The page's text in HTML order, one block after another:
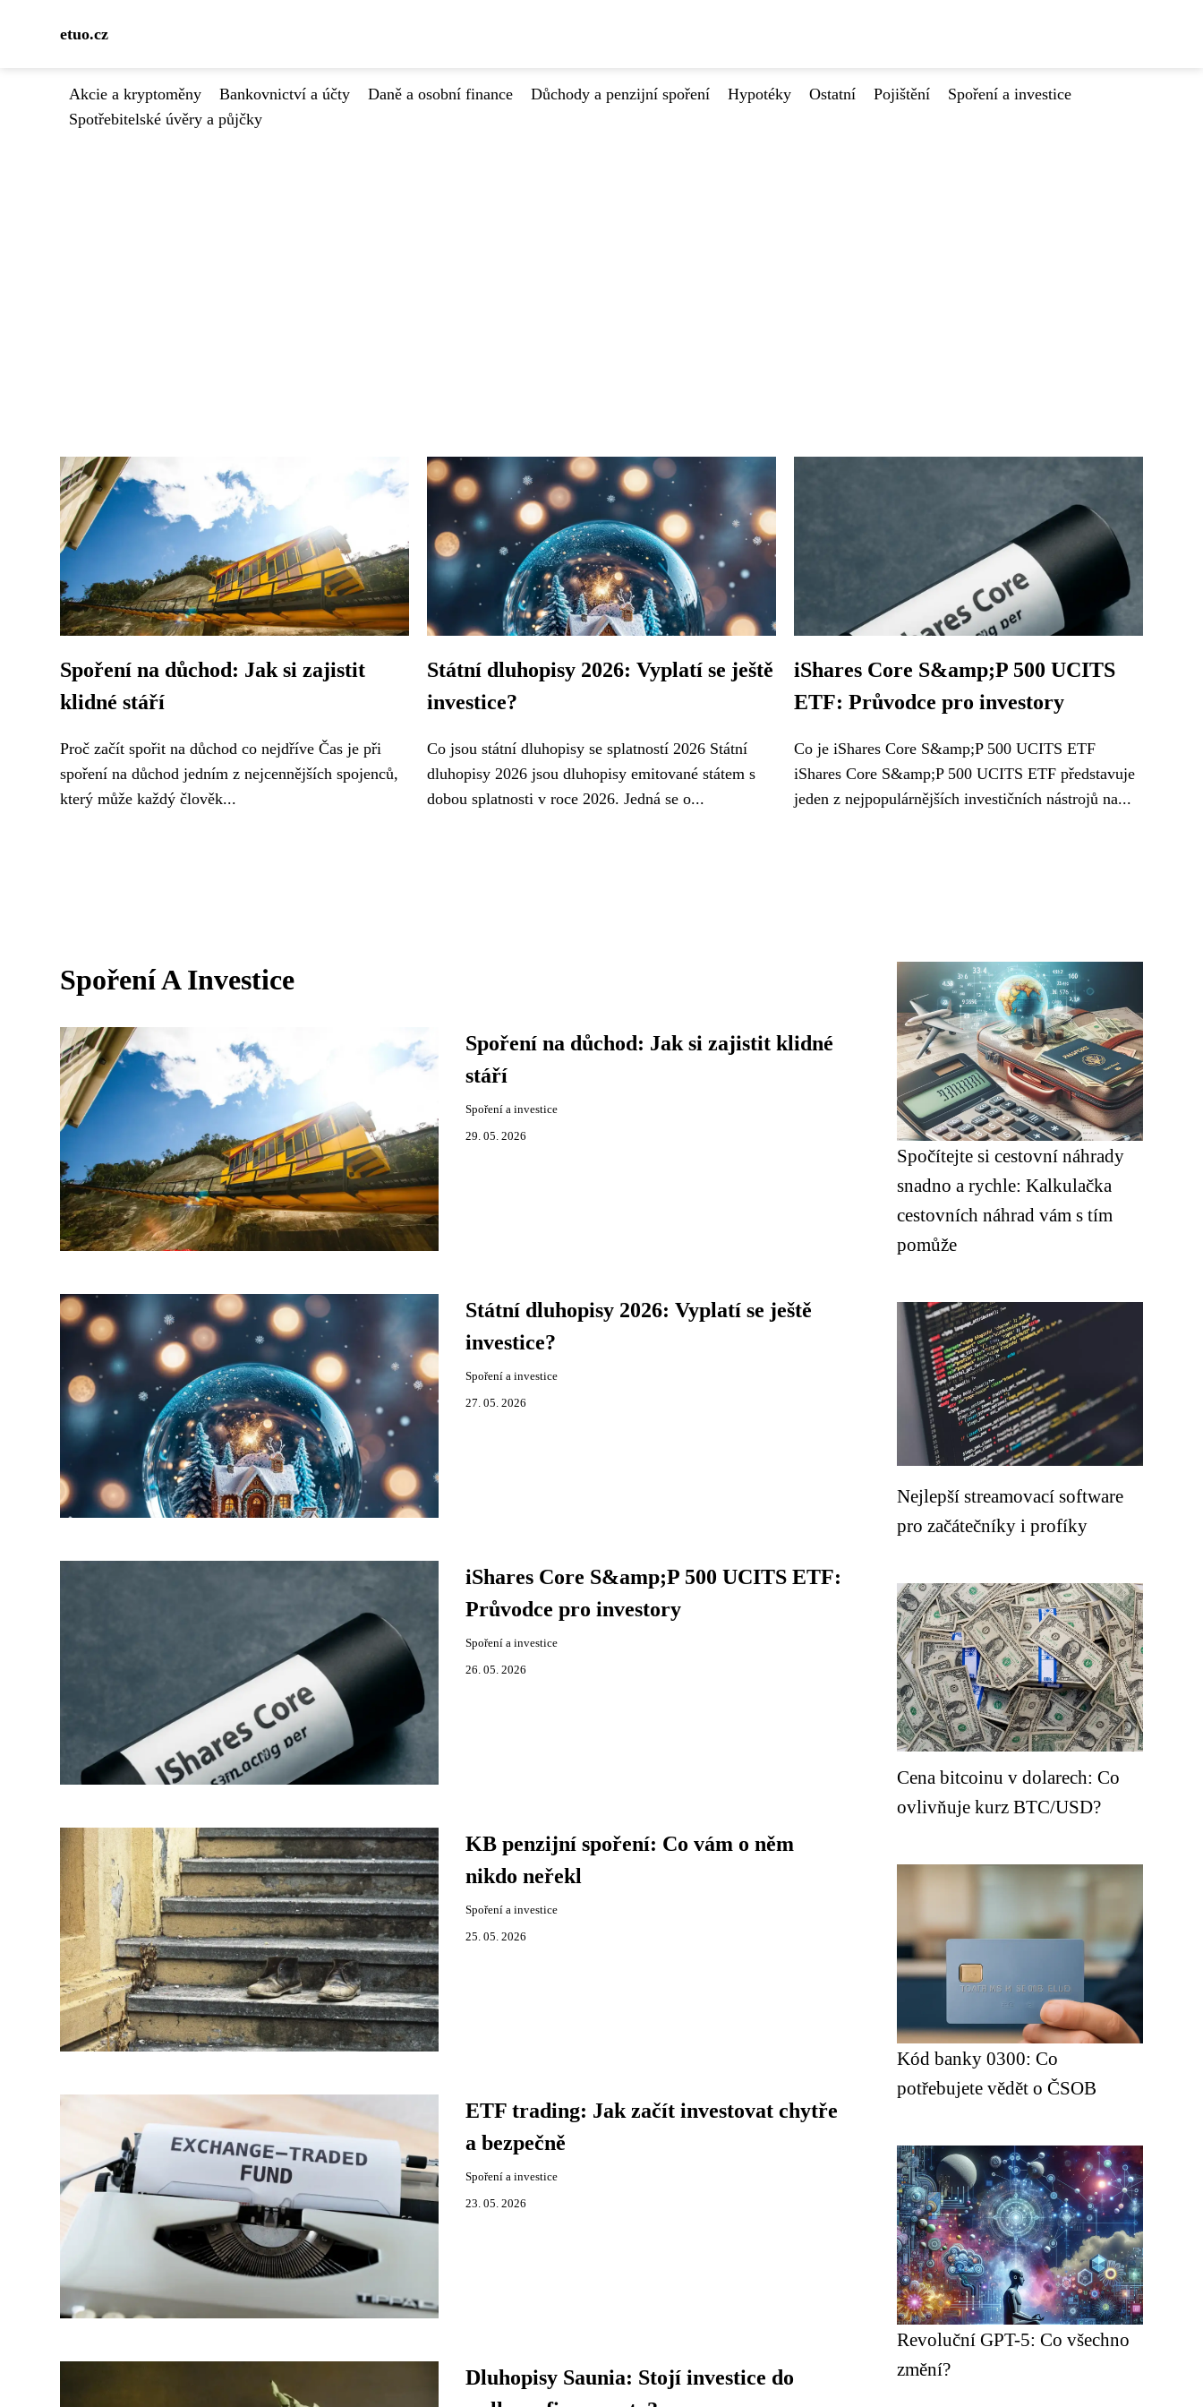
etuo.cz
Akcie a kryptoměny Bankovnictví a účty Daně a osobní finance Důchody a penzijní spoření Hypotéky Ostatní Pojištění
Spoření a investice
Spotřebitelské úvěry a půjčky
Spoření na důchod: Jak si zajistit
klidné stáří
Proč začít spořit na důchod co nejdříve Čas je při
spoření na důchod jedním z nejcennějších spojenců,
který může každý člověk...
Státní dluhopisy 2026: Vyplatí se ještě
investice?
Co jsou státní dluhopisy se splatností 2026 Státní
dluhopisy 2026 jsou dluhopisy emitované státem s
dobou splatnosti v roce 2026. Jedná se o...
iShares Core S&amp;P 500 UCITS
ETF: Průvodce pro investory
Co je iShares Core S&amp;P 500 UCITS ETF
iShares Core S&amp;P 500 UCITS ETF představuje
jeden z nejpopulárnějších investičních nástrojů na...
Spoření A Investice
Spoření na důchod: Jak si zajistit klidné
stáří
Spoření a investice
29. 05. 2026
Státní dluhopisy 2026: Vyplatí se ještě
investice?
Spoření a investice
27. 05. 2026
iShares Core S&amp;P 500 UCITS ETF:
Průvodce pro investory
Spoření a investice
26. 05. 2026
KB penzijní spoření: Co vám o něm
nikdo neřekl
Spoření a investice
25. 05. 2026
ETF trading: Jak začít investovat chytře
a bezpečně
Spoření a investice
23. 05. 2026
Dluhopisy Saunia: Stojí investice do
Spočítejte si cestovní náhrady
snadno a rychle: Kalkulačka
cestovních náhrad vám s tím
pomůže
Nejlepší streamovací software
pro začátečníky i profíky
Cena bitcoinu v dolarech: Co
ovlivňuje kurz BTC/USD?
Kód banky 0300: Co
potřebujete vědět o ČSOB
Revoluční GPT-5: Co všechno
změní?